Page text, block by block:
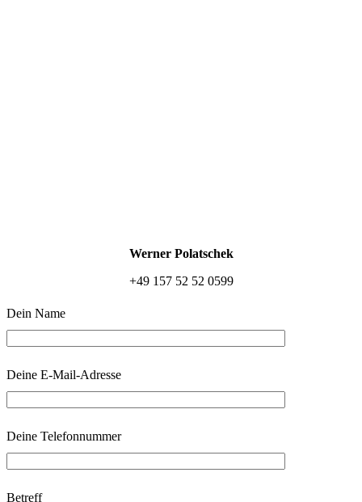
Werner Polatschek
+49 157 52 52 0599
Dein Name
Deine E-Mail-Adresse
Deine Telefonnummer
Betreff